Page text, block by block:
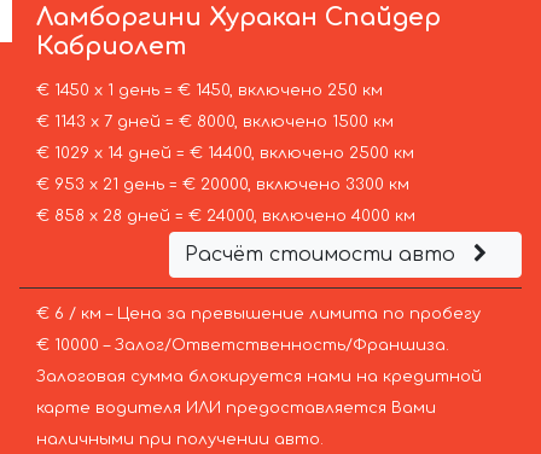
Ламборгини Хуракан Спайдер
Кабриолет
€ 1450 х 1 день = € 1450, включено 250 км
€ 1143 х 7 дней = € 8000, включено 1500 км
€ 1029 х 14 дней = € 14400, включено 2500 км
€ 953 х 21 день = € 20000, включено 3300 км
€ 858 х 28 дней = € 24000, включено 4000 км
Расчёт стоимости авто
€ 6 / км – Цена за превышение лимита по пробегу
€ 10000 – Залог/Ответственность/Франшиза.
Залоговая сумма блокируется нами на кредитной
карте водителя ИЛИ предоставляется Вами
наличными при получении авто.